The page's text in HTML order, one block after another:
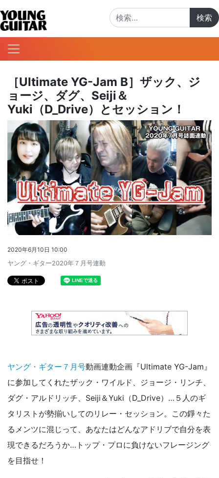
［Ultimate YG-Jam B］ザック、ジ
ョージ、ダグ、Seiji＆
Yuki（D_Drive）とセッション！
2020年6月10日 10:00
ヤング・ギター2020年７月号連動
ヤング・ギター７月号動画連動企画『Ultimate YG-Jam』
に参加してくれたザック・ワイルド、ジョージ・リンチ、
ダグ・アルドリッチ、Seiji＆Yuki（D_Drive）…５人のギ
タリストが勢揃いしてのリレー・セッション。この錚々た
るメンツに混じって、あなたはどんなアドリブで自分を表
現できるだろうか…トップ・プロに負けないフレージング
を目指せ！